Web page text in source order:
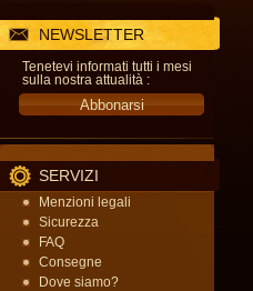
NEWSLETTER
Tenetevi informati tutti i mesi
sulla nostra attualità :
SERVIZI
Menzioni legali
Sicurezza
FAQ
Consegne
Dove siamo?